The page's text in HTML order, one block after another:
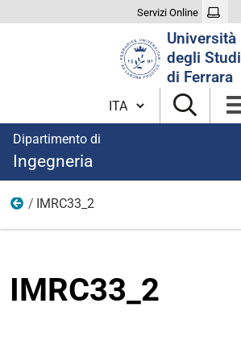
Servizi Online
Università
degli Studi
di Ferrara
Cambia lingua
Dipartimento di
Ingegneria
Immagini notizie
IMRC33_2
IMRC33_2